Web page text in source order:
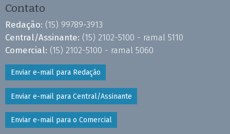
Contato
Redação: (15) 99789-3913
Central/Assinante: (15) 2102-5100 - ramal 5110
Comercial: (15) 2102-5100 - ramal 5060
Enviar e-mail para Redação
Enviar e-mail para Central/Assinante
Enviar e-mail para o Comercial